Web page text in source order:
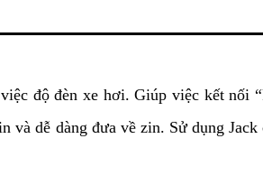
độ đèn xe hơi. Giúp việc kết nối
và dễ dàng đưa về zin. Sử dụng